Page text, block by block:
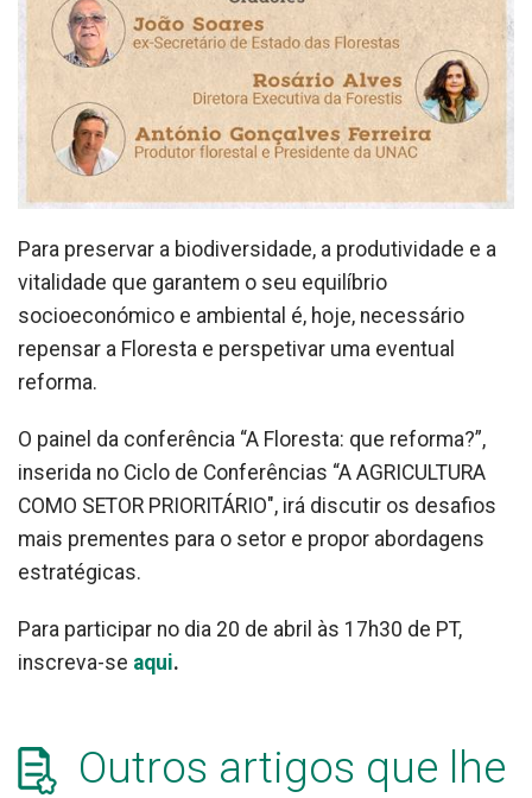
Para preservar a biodiversidade, a produtividade e a
vitalidade que garantem o seu equilíbrio
socioeconómico e ambiental é, hoje, necessário
repensar a Floresta e perspetivar uma eventual
reforma.
O painel da conferência “A Floresta: que reforma?”,
inserida no Ciclo de Conferências “A AGRICULTURA
COMO SETOR PRIORITÁRIO", irá discutir os desafios
mais prementes para o setor e propor abordagens
estratégicas.
Para participar no dia 20 de abril às 17h30 de PT,
inscreva-se aqui.
Outros artigos que lhe